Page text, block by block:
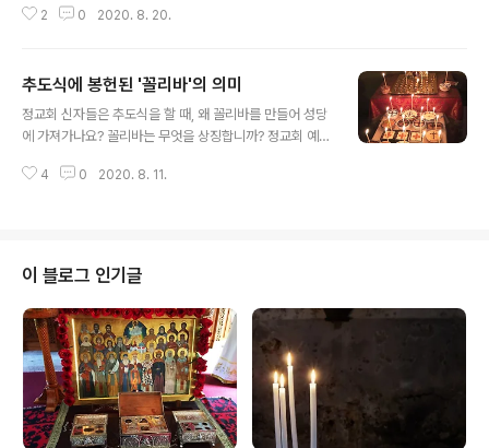
인데요, 성서를 근거로 해서 간단하게 대답하면 다음과 같
하느님께서 누구를 벌하셨다고 말하는 것은 우리 마음 속
에 그 사람을 비난하는 태도가 숨겨져 있는 것이고, 동시에
나는 착하고 의로운 사람이므로 하느님께서 나는 벌하지
사도 바울로는 우리는 결국 모두 하느님의 심판을 받을 것
2 0 2020. 8. 20.
추도식에 봉헌된 '꼴리바'의 의미
정교회 신자들은 추도식을 할 때, 왜 꼴리바를 만들어 성당
에 가져가나요? 꼴리바는 무엇을 상징합니까? 정교회 예배
다. 사진에 보이는 것처럼 꼴리바는 쌀이나 밀, 설탕, 계피
밥이나 밀은 생명의 재순환을, 그리고 땅에 심어진 씨앗이
'죽어서' 새로운 모습으로 '다시 싹이 트는' 것을 상기시켜
줍니다. 이는 죽어서 땅에 묻힌 인간의 몸이 언젠가는 새로
운 모습으로 다시 부활할 것을 상징합니다.(고린토 전 15,
42~44 참조) 삶은 밀이나 쌀밥이 담긴 꼴리바 그릇을 바
라보면서, 우리가 추도..
4 0 2020. 8. 11.
이 블로그 인기글